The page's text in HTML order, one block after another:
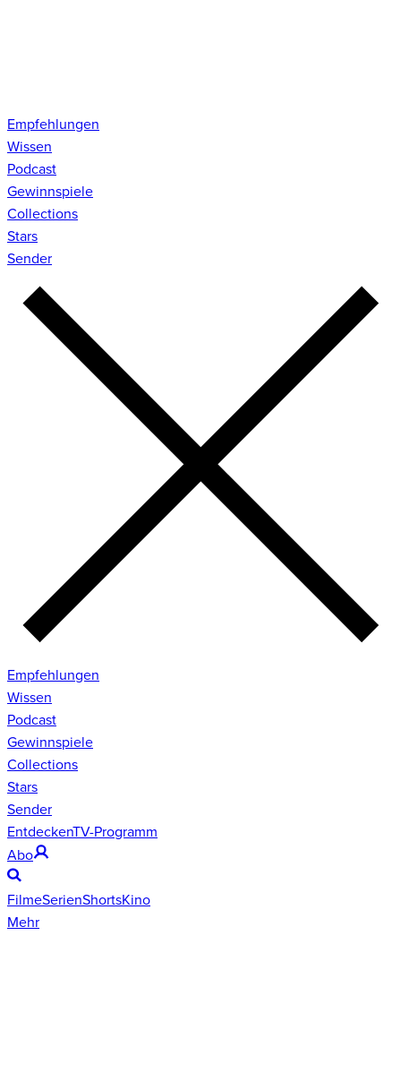
Empfehlungen
Wissen
Podcast
Gewinnspiele
Collections
Stars
Sender
Empfehlungen
Wissen
Podcast
Gewinnspiele
Collections
Stars
Sender
EntdeckenTV-Programm
Abo
FilmeSerienShortsKino
Mehr